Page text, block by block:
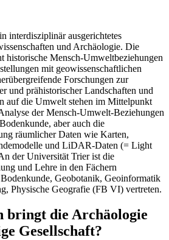
interdisziplinär ausgerichtetes
und Archäologie. Die
historische Mensch-Umweltbeziehungen
mit geowissenschaftlichen
Forschungen zur
und prähistorischer Landschaften und
auf die Umwelt stehen im Mittelpunkt
der Mensch-Umwelt-Beziehungen
aber auch die
räumlicher Daten wie Karten,
und LiDAR-Daten (= Light
der Universität Trier ist die
und Lehre in den Fächern
Geobotanik, Geoinformatik
Physische Geografie (FB VI) vertreten.
bringt die Archäologie
Gesellschaft?